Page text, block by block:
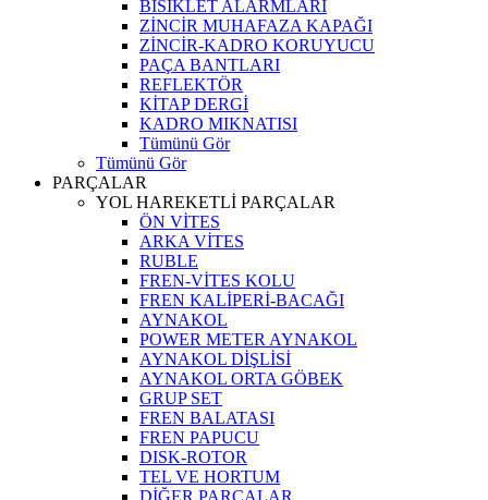
BİSİKLET ALARMLARI
ZİNCİR MUHAFAZA KAPAĞI
ZİNCİR-KADRO KORUYUCU
PAÇA BANTLARI
REFLEKTÖR
KİTAP DERGİ
KADRO MIKNATISI
Tümünü Gör
Tümünü Gör
PARÇALAR
YOL HAREKETLİ PARÇALAR
ÖN VİTES
ARKA VİTES
RUBLE
FREN-VİTES KOLU
FREN KALİPERİ-BACAĞI
AYNAKOL
POWER METER AYNAKOL
AYNAKOL DİŞLİSİ
AYNAKOL ORTA GÖBEK
GRUP SET
FREN BALATASI
FREN PAPUCU
DISK-ROTOR
TEL VE HORTUM
DİĞER PARÇALAR